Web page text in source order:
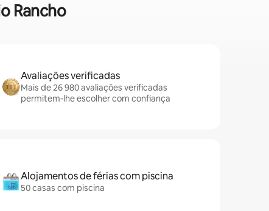
Rancho
Avaliações verificadas
Mais de 26 980 avaliações verificadas
permitem-lhe escolher com confiança
Alojamentos de férias com piscina
50 casas com piscina